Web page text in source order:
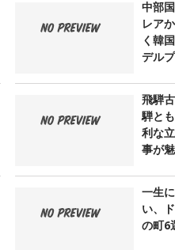
中部
レア
く韓
デル
飛騨
騨と
利な
事が
一生
い、
の町6